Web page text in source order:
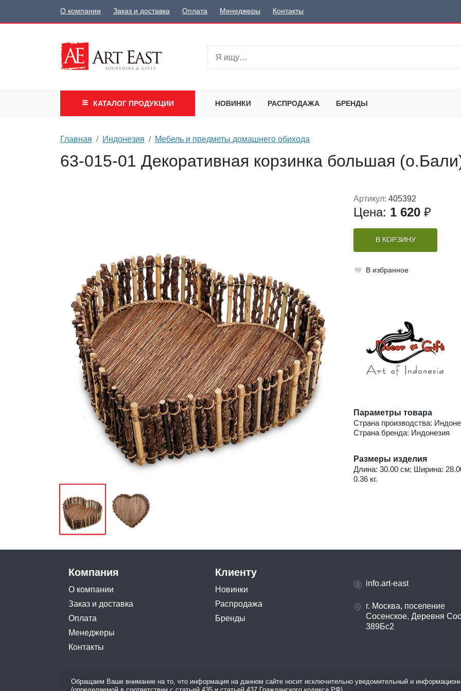
О компании Заказ и доставка Оплата Менеджеры Контакты
КАТАЛОГ ПРОДУКЦИИ НОВИНКИ РАСПРОДАЖА БРЕНДЫ
Главная Индонезия Мебель и предметы домашнего обихода
63-015-01 Декоративная корзинка большая
Артикул: 405392
Цена: 1 620 ₽
В КОРЗИНУ
В избранное
Параметры товара
Страна производства:
Страна бренда: Индонезия
Размеры изделия
Длина: 30.00 см; Ширина:
0.36 кг.
Компания
О компании
Заказ и доставка
Оплата
Менеджеры
Контакты
Клиенту
Новинки
Распродажа
Бренды
info.art-east
г. Москва, поселение
Сосенское, Деревня
389Бс2
Обращаем Ваше внимание на то, что информация на данном сайте носит исключительно уведомительный и